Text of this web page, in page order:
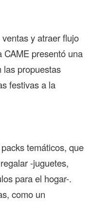
y atraer flujo
CAME presentó una
las propuestas
festivas a la
temáticos, que
-juguetes,
para el hogar-.
como un